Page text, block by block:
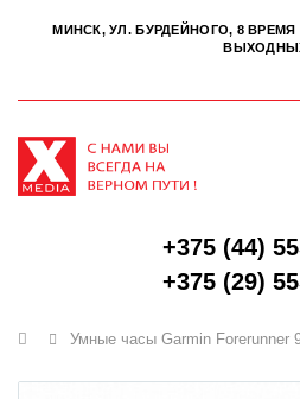
МИНСК, УЛ. БУРДЕЙНОГО, 8 ВРЕМЯ
+375 (44)
+375 (29)
Главная
Умные часы Garmin Forerunner